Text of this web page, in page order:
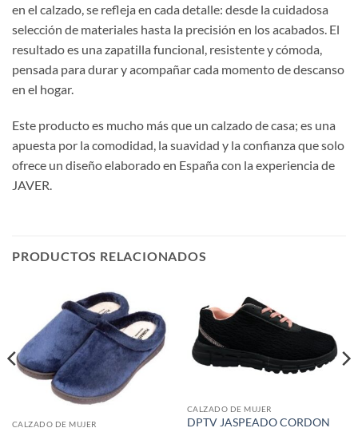
en el calzado, se refleja en cada detalle: desde la cuidadosa
selección de materiales hasta la precisión en los acabados. El
resultado es una zapatilla funcional, resistente y cómoda,
pensada para durar y acompañar cada momento de descanso
en el hogar.
Este producto es mucho más que un calzado de casa; es una
apuesta por la comodidad, la suavidad y la confianza que solo
ofrece un diseño elaborado en España con la experiencia de
JAVER.
PRODUCTOS RELACIONADOS
CALZADO DE MUJER
CALZADO DE MUJER
DPTV JASPEADO CORDON